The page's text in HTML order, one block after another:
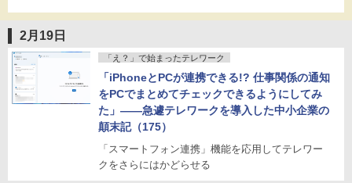
2月19日
「え？」で始まったテレワーク
「iPhoneとPCが連携できる!? 仕事関係の通知
をPCでまとめてチェックできるようにしてみ
た」――急遽テレワークを導入した中小企業の
顛末記（175）
「スマートフォン連携」機能を応用してテレワー
クをさらにはかどらせる